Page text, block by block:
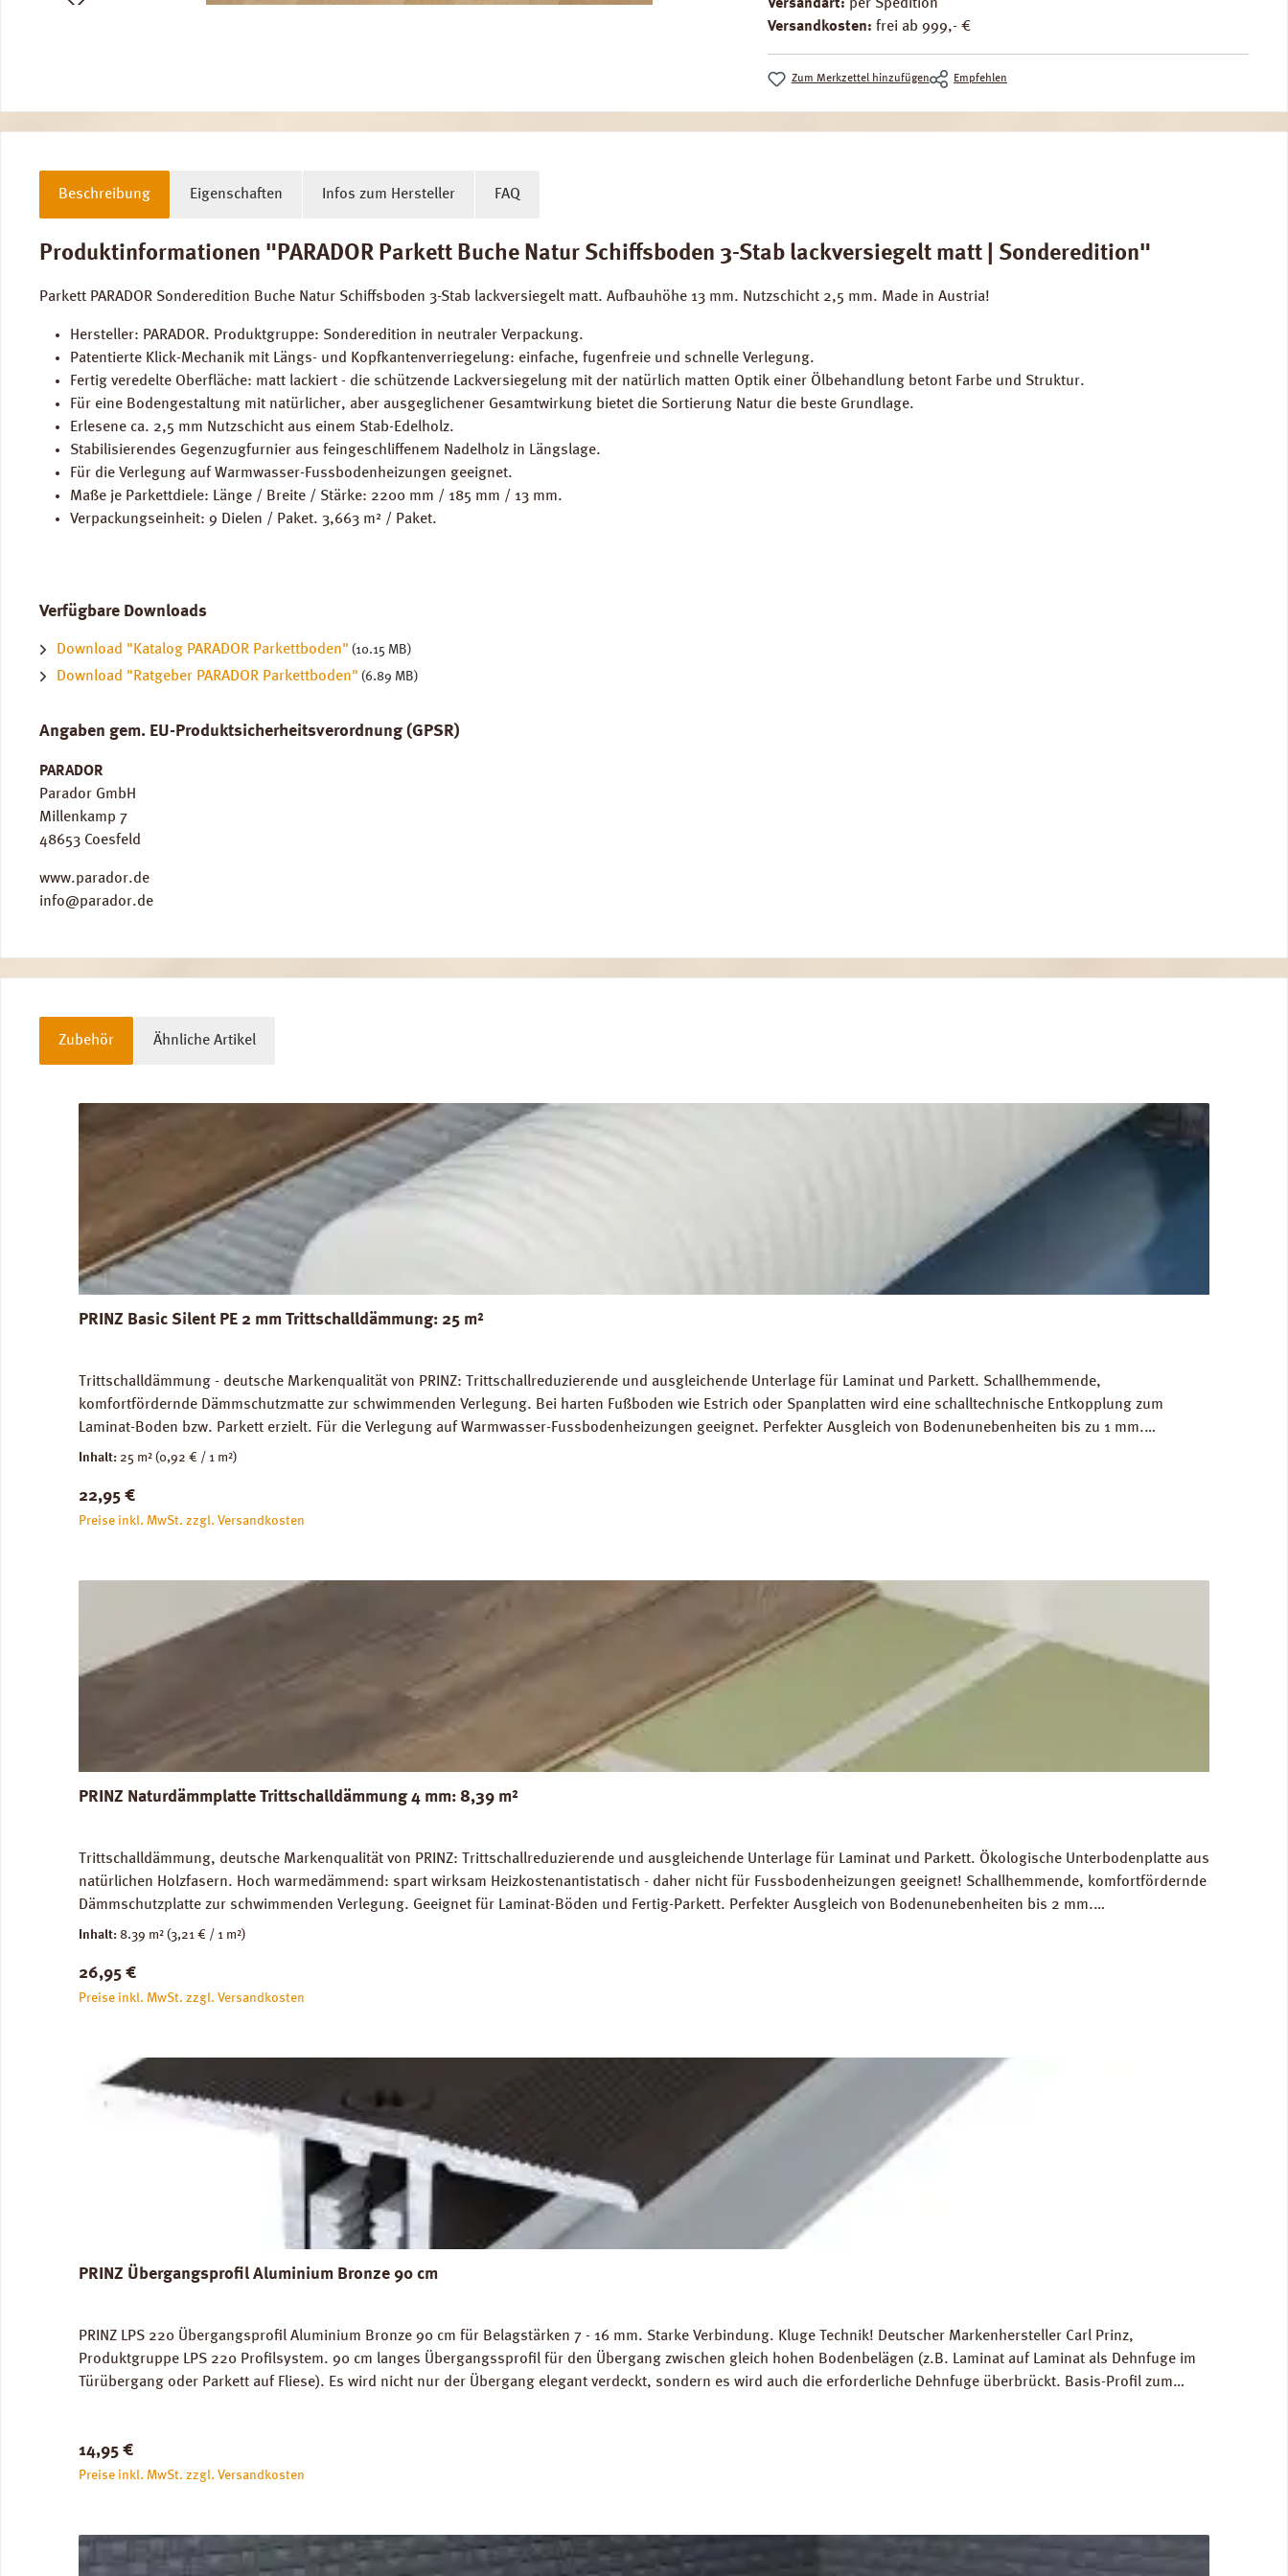
Versandart: per Spedition
Versandkosten: frei ab 999,- €
Zum Merkzettel hinzufügen Empfehlen
Beschreibung Eigenschaften Infos zum Hersteller FAQ
Produktinformationen "PARADOR Parkett Buche Natur Schiffsboden 3-Stab lackversiegelt matt | Sonderedition"
Parkett PARADOR Sonderedition Buche Natur Schiffsboden 3-Stab lackversiegelt matt. Aufbauhöhe 13 mm. Nutzschicht 2,5 mm. Made in Austria!
Hersteller: PARADOR. Produktgruppe: Sonderedition in neutraler Verpackung.
Patentierte Klick-Mechanik mit Längs- und Kopfkantenverriegelung: einfache, fugenfreie und schnelle Verlegung.
Fertig veredelte Oberfläche: matt lackiert - die schützende Lackversiegelung mit der natürlich matten Optik einer Ölbehandlung betont Farbe und Struktur.
Für eine Bodengestaltung mit natürlicher, aber ausgeglichener Gesamtwirkung bietet die Sortierung Natur die beste Grundlage.
Erlesene ca. 2,5 mm Nutzschicht aus einem Stab-Edelholz.
Stabilisierendes Gegenzugfurnier aus feingeschliffenem Nadelholz in Längslage.
Für die Verlegung auf Warmwasser-Fussbodenheizungen geeignet.
Maße je Parkettdiele: Länge / Breite / Stärke: 2200 mm / 185 mm / 13 mm.
Verpackungseinheit: 9 Dielen / Paket. 3,663 m² / Paket.
Verfügbare Downloads
Download "Katalog PARADOR Parkettboden" (10.15 MB)
Download "Ratgeber PARADOR Parkettboden" (6.89 MB)
Angaben gem. EU-Produktsicherheitsverordnung (GPSR)
PARADOR
Parador GmbH
Millenkamp 7
48653 Coesfeld
www.parador.de
info@parador.de
Zubehör Ähnliche Artikel
PRINZ Basic Silent PE 2 mm Trittschalldämmung: 25 m²
Trittschalldämmung - deutsche Markenqualität von PRINZ: Trittschallreduzierende und ausgleichende Unterlage für Laminat und Parkett. Schallhemmende,
komfortfördernde Dämmschutzmatte zur schwimmenden Verlegung. Bei harten Fußboden wie Estrich oder Spanplatten wird eine schalltechnische Entkopplung zum
Laminat-Boden bzw. Parkett erzielt. Für die Verlegung auf Warmwasser-Fussbodenheizungen geeignet. Perfekter Ausgleich von Bodenunebenheiten bis zu 1 mm.
Abmessungen: Breite 100 cm, Länge 25 m: 1 Rolle = 25 m² Trittschall-Verbesserung: 16 dB (ISO 140-8). Dichte: 25 kg/m³. FCKW- und HFCKW-frei. Ökologisch
Inhalt: 25 m² (0,92 € / 1 m²)
Regulärer Preis:
22,95 €
Preise inkl. MwSt. zzgl. Versandkosten
PRINZ Naturdämmplatte Trittschalldämmung 4 mm: 8,39 m²
Trittschalldämmung, deutsche Markenqualität von PRINZ: Trittschallreduzierende und ausgleichende Unterlage für Laminat und Parkett. Ökologische Unterbodenplatte aus
natürlichen Holzfasern. Hoch warmedämmend: spart wirksam Heizkostenantistatisch - daher nicht für Fussbodenheizungen geeignet! Schallhemmende, komfortfördernde
Dämmschutzplatte zur schwimmenden Verlegung. Geeignet für Laminat-Böden und Fertig-Parkett. Perfekter Ausgleich von Bodenunebenheiten bis 2 mm.
Trittschalldämmung: 19 dB, Gehschallverbesserung: 7 %. Hohe Belastungsfähigkeit von bis zu 7 t / m². Abmessungen: Breite 590 mm, Länge 790 mm, Stärke: 4 mm.
Inhalt: 8.39 m² (3,21 € / 1 m²)
Regulärer Preis:
26,95 €
Preise inkl. MwSt. zzgl. Versandkosten
PRINZ Übergangsprofil Aluminium Bronze 90 cm
PRINZ LPS 220 Übergangsprofil Aluminium Bronze 90 cm für Belagstärken 7 - 16 mm. Starke Verbindung. Kluge Technik! Deutscher Markenhersteller Carl Prinz,
Produktgruppe LPS 220 Profilsystem. 90 cm langes Übergangssprofil für den Übergang zwischen gleich hohen Bodenbelägen (z.B. Laminat auf Laminat als Dehnfuge im
Türübergang oder Parkett auf Fliese). Es wird nicht nur der Übergang elegant verdeckt, sondern es wird auch die erforderliche Dehnfuge überbrückt. Basis-Profil zum
Regulärer Preis:
14,95 €
Preise inkl. MwSt. zzgl. Versandkosten